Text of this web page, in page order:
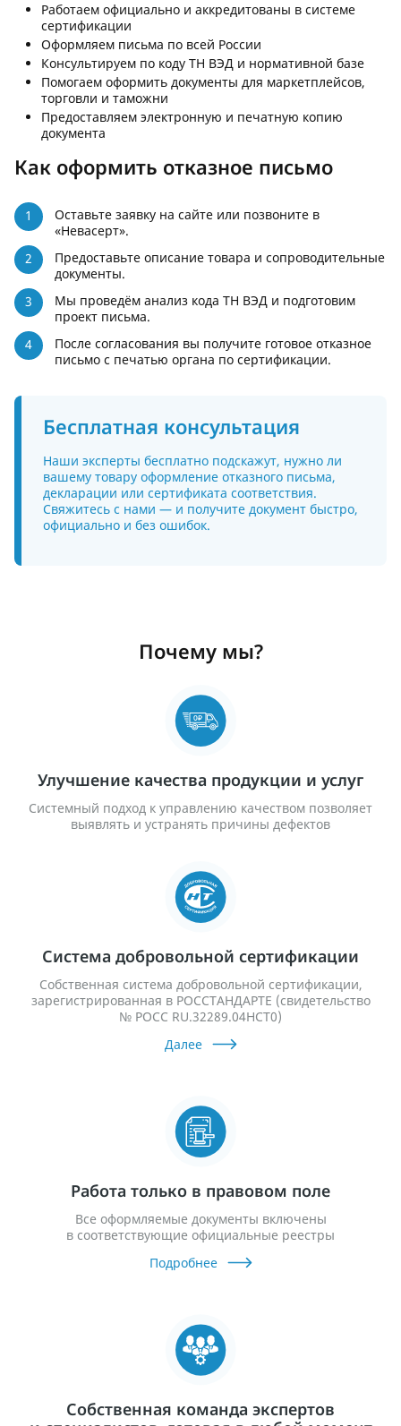
Работаем официально и аккредитованы в системе
сертификации
Оформляем письма по всей России
Консультируем по коду ТН ВЭД и нормативной базе
Помогаем оформить документы для маркетплейсов,
торговли и таможни
Предоставляем электронную и печатную копию
документа
Как оформить отказное письмо
Оставьте заявку на сайте или позвоните в
«Невасерт».
Предоставьте описание товара и сопроводительные
документы.
Мы проведём анализ кода ТН ВЭД и подготовим
проект письма.
После согласования вы получите готовое отказное
письмо с печатью органа по сертификации.
Бесплатная консультация
Наши эксперты бесплатно подскажут, нужно ли
вашему товару оформление отказного письма,
декларации или сертификата соответствия.
Свяжитесь с нами — и получите документ быстро,
официально и без ошибок.
Почему мы?
Улучшение качества продукции и услуг
Системный подход к управлению качеством позволяет
выявлять и устранять причины дефектов
Система добровольной сертификации
Собственная система добровольной сертификации,
зарегистрированная в РОССТАНДАРТЕ (свидетельство
№ РОСС RU.32289.04HCT0)
Далее
Работа только в правовом поле
Все оформляемые документы включены
в соответствующие официальные реестры
Подробнее
Собственная команда экспертов